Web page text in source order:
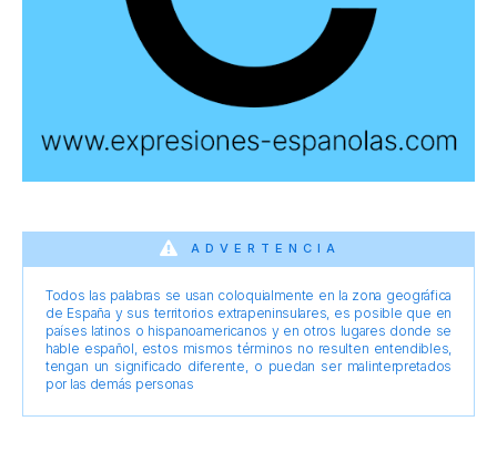
ADVERTENCIA
Todos las palabras se usan coloquialmente en la zona geográfica
de España y sus territorios extrapeninsulares, es posible que en
países latinos o hispanoamericanos y en otros lugares donde se
hable español, estos mismos términos no resulten entendibles,
tengan un significado diferente, o puedan ser malinterpretados
por las demás personas